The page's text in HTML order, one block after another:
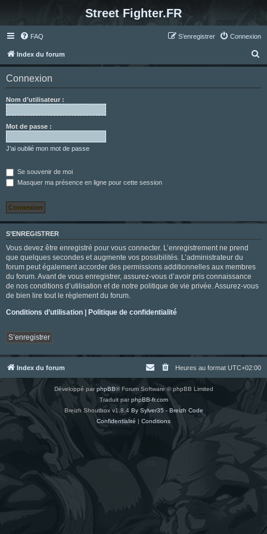
Street Fighter.FR
FAQ Connexion
S’enregistrer
Index du forum
e
Connexion
Nom d’utilisateur :
Mot de passe :
J’ai oublié mon mot de passe
Se souvenir de moi
Masquer ma présence en ligne pour cette session
S’ENREGISTRER
Vous devez être enregistré pour vous connecter. L’enregistrement ne prend
que quelques secondes et augmente vos possibilités. L’administrateur du
forum peut également accorder des permissions additionnelles aux membres
du forum. Avant de vous enregistrer, assurez-vous d’avoir pris connaissance
de nos conditions d’utilisation et de notre politique de vie privée. Assurez-vous
de bien lire tout le règlement du forum.
Conditions d’utilisation | Politique de confidentialité
S’enregistrer
Index du forum Heures au format UTC+02:00
Développé parphpBB® Forum Software © phpBB Limited
Traduit parphpBB-fr.com
Breizh Shoutbox v1.8.4 By Sylver35 - Breizh Code
Confidentialité | Conditions